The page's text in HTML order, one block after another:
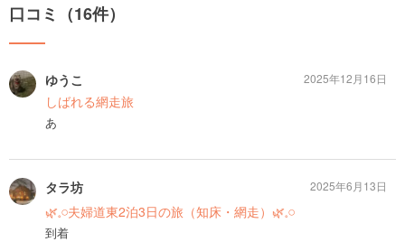
口コミ（16件）
ゆうこ
しばれる網走旅
あ
2025年12月16日
タラ坊
🌿𓈒𓏸夫婦道東2泊3日の旅（知床・網走）🌿𓈒𓏸
到着
2025年6月13日